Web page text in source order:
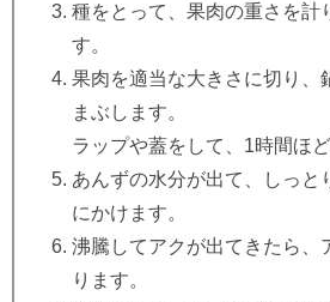
種をとって、果肉の重さを計
す。
果肉を適当な大きさに切り、
まぶします。
ラップや蓋をして、1時間ほど
あんずの水分が出て、しっと
にかけます。
沸騰してアクが出てきたら、
ります。